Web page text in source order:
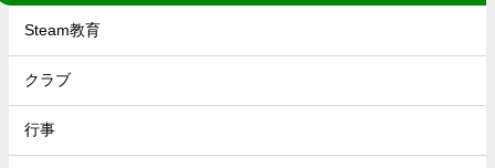
Steam教育
クラブ
行事